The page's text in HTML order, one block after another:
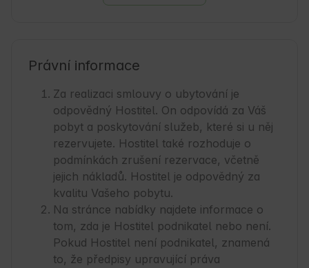
Právní informace
Za realizaci smlouvy o ubytování je
odpovědný Hostitel. On odpovídá za Váš
pobyt a poskytování služeb, které si u něj
rezervujete. Hostitel také rozhoduje o
podmínkách zrušení rezervace, včetně
jejich nákladů. Hostitel je odpovědný za
kvalitu Vašeho pobytu.
Na stránce nabídky najdete informace o
tom, zda je Hostitel podnikatel nebo není.
Pokud Hostitel není podnikatel, znamená
to, že předpisy upravující práva